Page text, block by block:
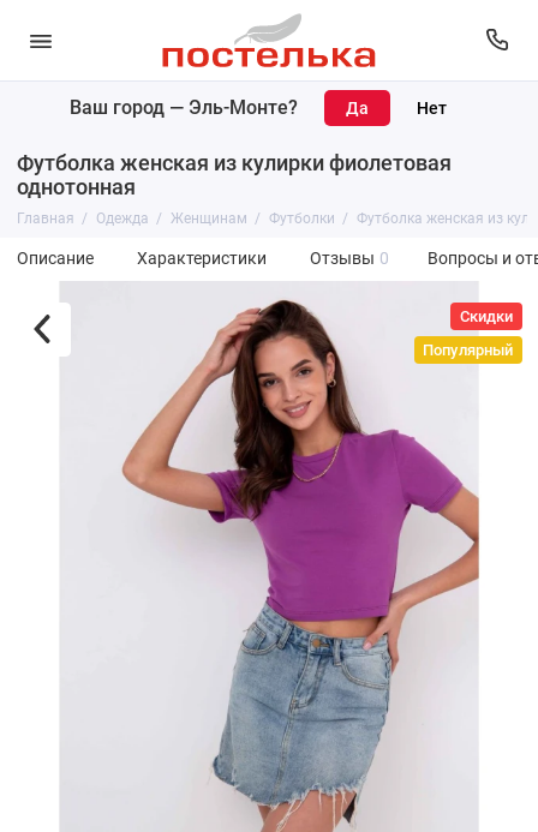
Ваш город — Эль-Монте?
Футболка женская из кулирки фиолетовая
однотонная
Главная Одежда Женщинам Футболки Футболка женская из
Описание Характеристики Отзывы 0 Вопросы и
Скидки
Популярный